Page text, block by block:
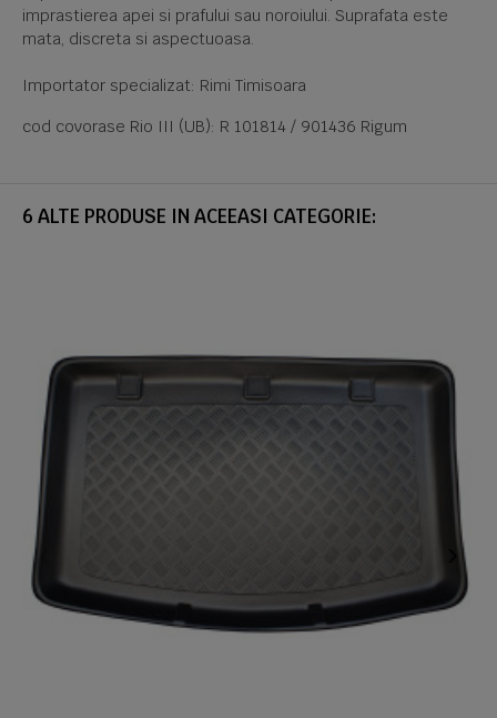
imprastierea apei si prafului sau noroiului. Suprafata este
mata, discreta si aspectuoasa.
Importator specializat: Rimi Timisoara
cod covorase Rio III (UB): R 101814 / 901436 Rigum
6 ALTE PRODUSE IN ACEEASI CATEGORIE: